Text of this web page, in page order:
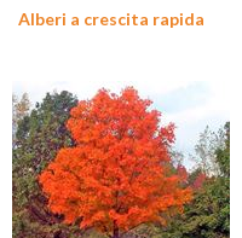
Alberi a crescita rapida